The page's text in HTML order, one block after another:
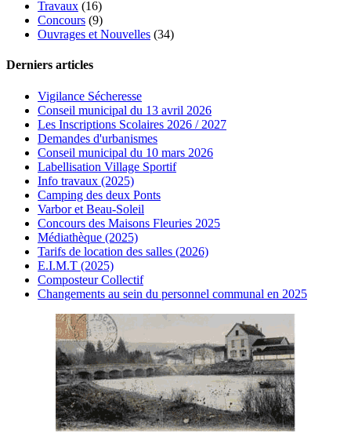
Travaux (16)
Concours (9)
Ouvrages et Nouvelles (34)
Derniers articles
Vigilance Sécheresse
Conseil municipal du 13 avril 2026
Les Inscriptions Scolaires 2026 / 2027
Demandes d'urbanismes
Conseil municipal du 10 mars 2026
Labellisation Village Sportif
Info travaux (2025)
Camping des deux Ponts
Varbor et Beau-Soleil
Concours des Maisons Fleuries 2025
Médiathèque (2025)
Tarifs de location des salles (2026)
E.I.M.T (2025)
Composteur Collectif
Changements au sein du personnel communal en 2025